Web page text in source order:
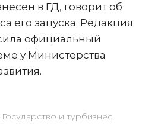
в ГД, говорит об
его запуска. Редакция
официальный
у Министерства
Государство и турбизнес